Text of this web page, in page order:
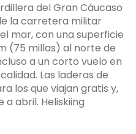
del Gran Cáucaso
la carretera militar
mar, con una superficie
(75 millas) al norte de
a un corto vuelo en
Las laderas de
los que viajan gratis y,
abril. Heliskiing